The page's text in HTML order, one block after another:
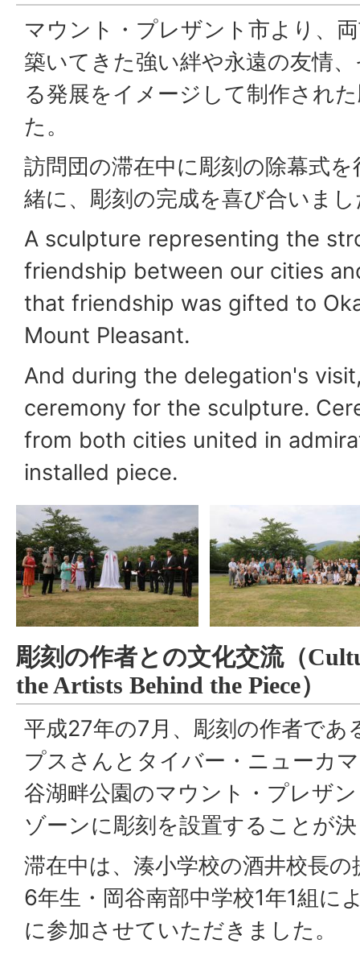
マウント・プレザント市より、
築いてきた強い絆や永遠の友情
る発展をイメージして制作され
た。
訪問団の滞在中に彫刻の除幕式
緒に、彫刻の完成を喜び合いま
A sculpture representing the
friendship between our cities
that friendship was gifted to
Mount Pleasant.
And during the delegation's
ceremony for the sculpture.
from both cities united in
installed piece.
彫刻の作者との文化交流（
the Artists Behind the Piece）
平成27年の7月、彫刻の作者で
プスさんとタイバー・ニューカ
谷湖畔公園のマウント・プレザ
ゾーンに彫刻を設置することが
滞在中は、湊小学校の酒井校長
6年生・岡谷南部中学校1年1組に
に参加させていただきました。